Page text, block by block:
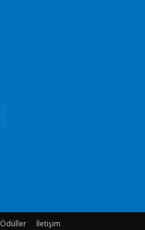
Ödüller İletişim